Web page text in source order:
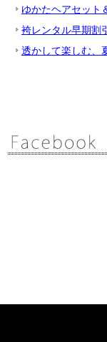
ゆかたヘアセット
袴レンタル早期割
透かして楽しむ、